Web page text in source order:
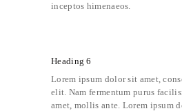
inceptos himenaeos.
Heading 6
Lorem ipsum dolor sit amet,
elit. Nam fermentum purus
amet, mollis ante. Lorem ipsum